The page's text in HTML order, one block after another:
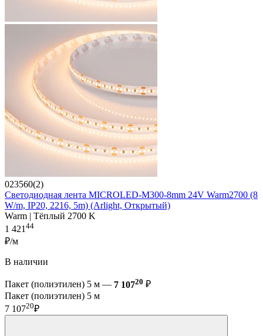
023560(2)
Светодиодная лента MICROLED-M300-8mm 24V Warm2700 (8
W/m, IP20, 2216, 5m) (Arlight, Открытый)
Warm | Тёплый 2700 K
1 42144
₽/м
В наличии
Пакет (полиэтилен) 5 м — 7 10720 ₽
Пакет (полиэтилен) 5 м
7 10720₽